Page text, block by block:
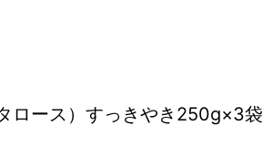
ロース）すっきやき250g×3袋